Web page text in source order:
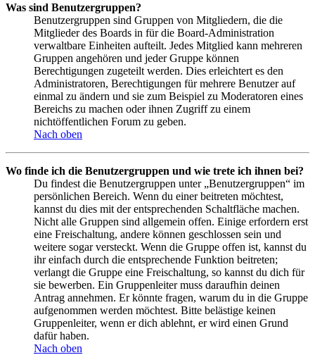
Was sind Benutzergruppen?
Benutzergruppen sind Gruppen von Mitgliedern, die die
Mitglieder des Boards in für die Board-Administration
verwaltbare Einheiten aufteilt. Jedes Mitglied kann mehreren
Gruppen angehören und jeder Gruppe können
Berechtigungen zugeteilt werden. Dies erleichtert es den
Administratoren, Berechtigungen für mehrere Benutzer auf
einmal zu ändern und sie zum Beispiel zu Moderatoren eines
Bereichs zu machen oder ihnen Zugriff zu einem
nichtöffentlichen Forum zu geben.
Nach oben
Wo finde ich die Benutzergruppen und wie trete ich ihnen bei?
Du findest die Benutzergruppen unter „Benutzergruppen“ im
persönlichen Bereich. Wenn du einer beitreten möchtest,
kannst du dies mit der entsprechenden Schaltfläche machen.
Nicht alle Gruppen sind allgemein offen. Einige erfordern erst
eine Freischaltung, andere können geschlossen sein und
weitere sogar versteckt. Wenn die Gruppe offen ist, kannst du
ihr einfach durch die entsprechende Funktion beitreten;
verlangt die Gruppe eine Freischaltung, so kannst du dich für
sie bewerben. Ein Gruppenleiter muss daraufhin deinen
Antrag annehmen. Er könnte fragen, warum du in die Gruppe
aufgenommen werden möchtest. Bitte belästige keinen
Gruppenleiter, wenn er dich ablehnt, er wird einen Grund
dafür haben.
Nach oben